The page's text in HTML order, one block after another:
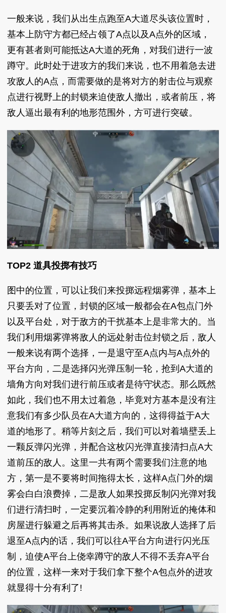
一般来说，我们从出生点跑至A大道尽头该位置时，
基本上防守方都已经占领了A点以及A点外的区域，
更有甚者则可能抵达A大道的死角，对我们进行一波
蹲守。此时处于进攻方的我们来说，也不用着急去进
攻敌人的A点，而需要做的是将对方的射击位与观察
点进行视野上的封锁来迫使敌人撤出，或者前压，将
敌人逼出最有利的地形范围外，方可进行突破。
TOP2 道具投掷有技巧
图中的位置，可以让我们来投掷远程烟雾弹，基本上
只要丢对了位置，封锁的区域一般都会在A包点门外
以及平台处，对于敌方的干扰基本上是非常大的。当
我们利用烟雾弹将敌人的远处射击位封锁之后，敌人
一般来说有两个选择，一是退守至A点内与A点外的
平台方向，二是选择闪光弹压制一轮，抢到A大道的
墙角方向对我们进行前压或者是待守状态。那么既然
如此，我们也不用太过着急，毕竟对方基本是没有注
意我们有多少队员在A大道方向的，这得得益于A大
道的地形了。稍等片刻之后，我们可以对着墙壁丢上
一颗反弹闪光弹，并配合这枚闪光弹直接清扫点A大
道前压的敌人。这里一共有两个需要我们注意的地
方，第一是不要将时间拖得太长，这样A点门外的烟
雾会白白浪费掉，二是敌人如果投掷反制闪光弹对我
们进行清扫时，一定要沉着冷静的利用附近的掩体和
房屋进行躲避之后再将其击杀。如果说敌人选择了后
退至A点内的话，我们可以往A平台方向进行闪光压
制，迫使A平台上侥幸蹲守的敌人不得不丢弃A平台
的位置，这样一来对于我们拿下整个A包点外的进攻
就显得十分有利了!